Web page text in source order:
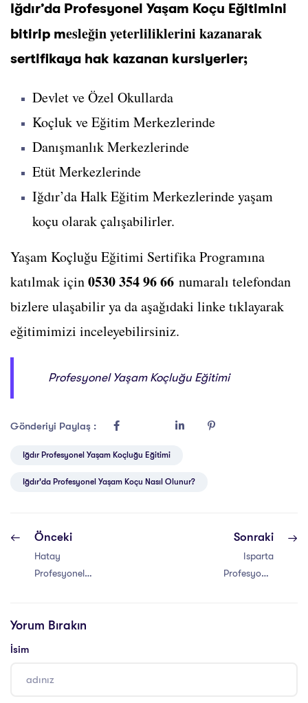
Iğdır’da Profesyonel Yaşam Koçu Eğitimini
bitirip mesleğin yeterliliklerini kazanarak
sertifikaya hak kazanan kursiyerler;
Devlet ve Özel Okullarda
Koçluk ve Eğitim Merkezlerinde
Danışmanlık Merkezlerinde
Etüt Merkezlerinde
Iğdır’da Halk Eğitim Merkezlerinde yaşam
koçu olarak çalışabilirler.
Yaşam Koçluğu Eğitimi Sertifika Programına
katılmak için0530 354 96 66 numaralı telefondan
bizlere ulaşabilir ya da aşağıdaki linke tıklayarak
eğitimimizi inceleyebilirsiniz.
Profesyonel Yaşam Koçluğu Eğitimi
Gönderiyi Paylaş :
Iğdır Profesyonel Yaşam Koçluğu Eğitimi
Iğdır'da Profesyonel Yaşam Koçu Nasıl Olunur?
Önceki
Hatay
Profesyonel
Sonraki
Isparta
Profesyonel
Yorum Bırakın
İsim